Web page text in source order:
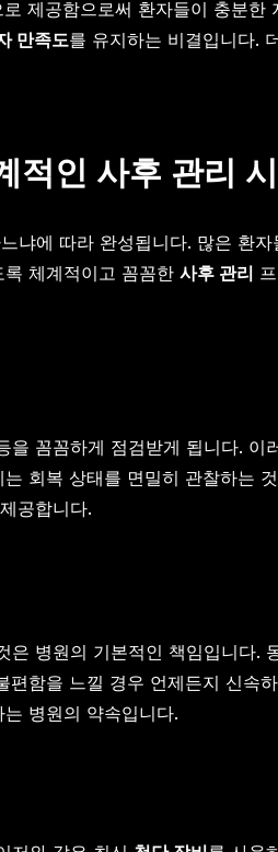
제공함으로써 환자들이 충분
만족도를 유지하는 비결입니다.
적인 사후 관리
에 따라 완성됩니다. 많은 환
체계적이고 꼼꼼한 사후 관리
꼼꼼하게 점검받게 됩니다.
회복 상태를 면밀히 관찰하는
공합니다.
병원의 기본적인 책임입니다
함을 느낄 경우 언제든지 신속
병원의 약속입니다.